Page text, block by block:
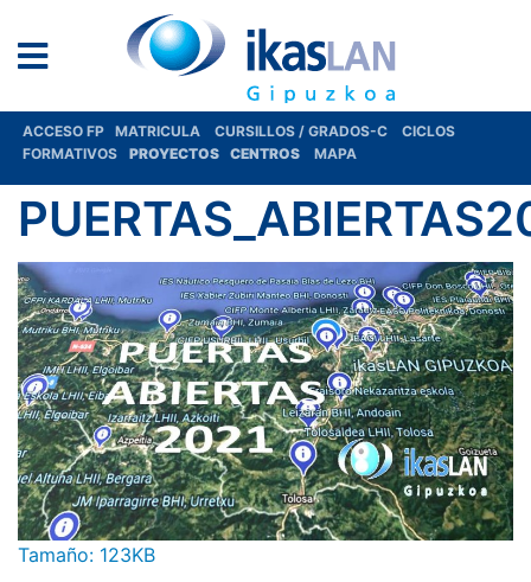
ACCESO FP MATRICULA CURSILLOS / GRADOS-C
CICLOS
FORMATIVOS
PROYECTOS CENTROS MAPA
Haga clic aquí para ver la imagen a tamaño completo…
Tamaño: 123KB